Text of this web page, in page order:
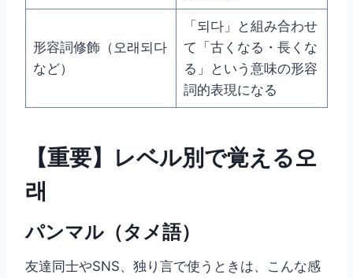
形容詞修飾（오래되다
など）
「되다」と組み合わせ
て「古くなる・長くな
る」という意味の形容
詞的表現になる
【重要】レベル別で覚える오
래
パンマル（タメ語）
友達同士やSNS、独り言で使うときは、こんな感